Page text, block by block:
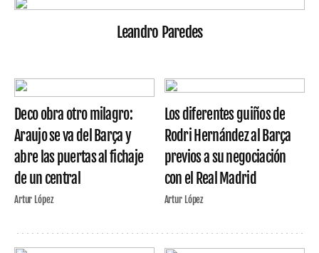
Leandro Paredes
Deco obra otro milagro:
Araujo se va del Barça y
abre las puertas al fichaje
de un central
Artur López
Los diferentes guiños de
Rodri Hernández al Barça
previos a su negociación
con el Real Madrid
Artur López